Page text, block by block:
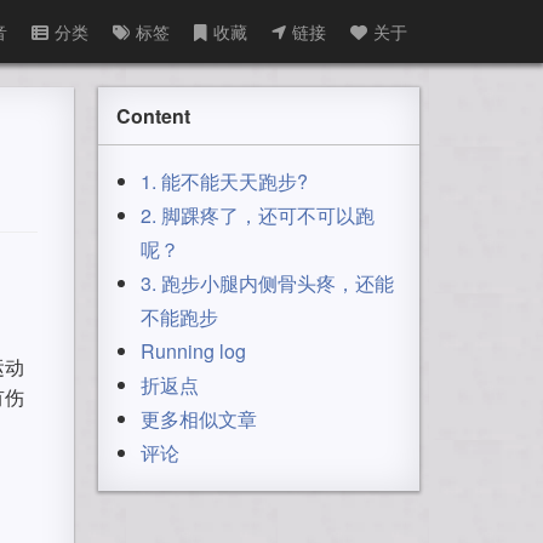
分类 标签 收藏 链接 关于
Content
1. 能不能天天跑步?
2. 脚踝疼了，还可不可以跑
呢？
3. 跑步小腿内侧骨头疼，还能
不能跑步
Running log
折返点
更多相似文章
评论